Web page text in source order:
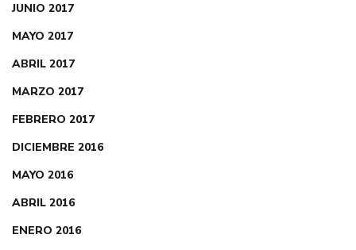
JUNIO 2017
MAYO 2017
ABRIL 2017
MARZO 2017
FEBRERO 2017
DICIEMBRE 2016
MAYO 2016
ABRIL 2016
ENERO 2016